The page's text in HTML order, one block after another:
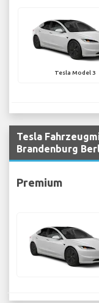
Tesla Model 3
Tesla
Brandenburg
Premium